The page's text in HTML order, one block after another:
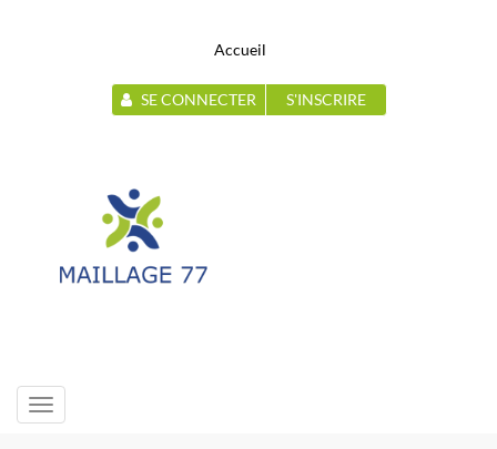
Accueil
SE CONNECTER S'INSCRIRE
Toggle
navigation